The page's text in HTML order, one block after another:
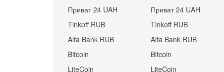
Приват 24 UAH
Tinkoff RUB
Alfa Bank RUB
Bitcoin
LiteCoin
Приват 24 UAH
Tinkoff RUB
Alfa Bank RUB
Bitcoin
LiteCoin